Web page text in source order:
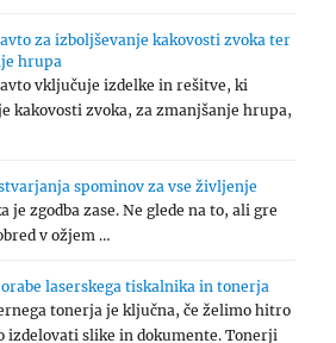
za izboljševanje kakovosti zvoka ter
hrupa
vključuje izdelke in rešitve, ki
kakovosti zvoka, za zmanjšanje hrupa,
spominov za vse življenje
je zgodba zase. Ne glede na to, ali gre
v ožjem …
laserskega tiskalnika in tonerja
tonerja je ključna, če želimo hitro
izdelovati slike in dokumente. Tonerji